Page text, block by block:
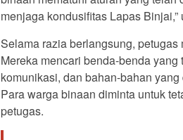
menjaga kondusifitas Lapas Binjai,”
Selama razia berlangsung,
Mereka mencari benda-benda
komunikasi, dan bahan-bahan
Para warga binaan diminta untuk
petugas.